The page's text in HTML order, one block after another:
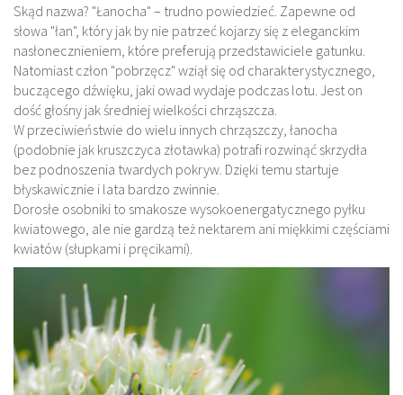
Skąd nazwa? "Łanocha" – trudno powiedzieć. Zapewne od
słowa "łan", który jak by nie patrzeć kojarzy się z eleganckim
nasłonecznieniem, które preferują przedstawiciele gatunku.
Natomiast człon "pobrzęcz" wziął się od charakterystycznego,
buczącego dźwięku, jaki owad wydaje podczas lotu. Jest on
dość głośny jak średniej wielkości chrząszcza.
W przeciwieństwie do wielu innych chrząszczy, łanocha
(podobnie jak kruszczyca złotawka) potrafi rozwinąć skrzydła
bez podnoszenia twardych pokryw. Dzięki temu startuje
błyskawicznie i lata bardzo zwinnie.
Dorosłe osobniki to smakosze wysokoenergatycznego pyłku
kwiatowego, ale nie gardzą też nektarem ani miękkimi częściami
kwiatów (słupkami i pręcikami).